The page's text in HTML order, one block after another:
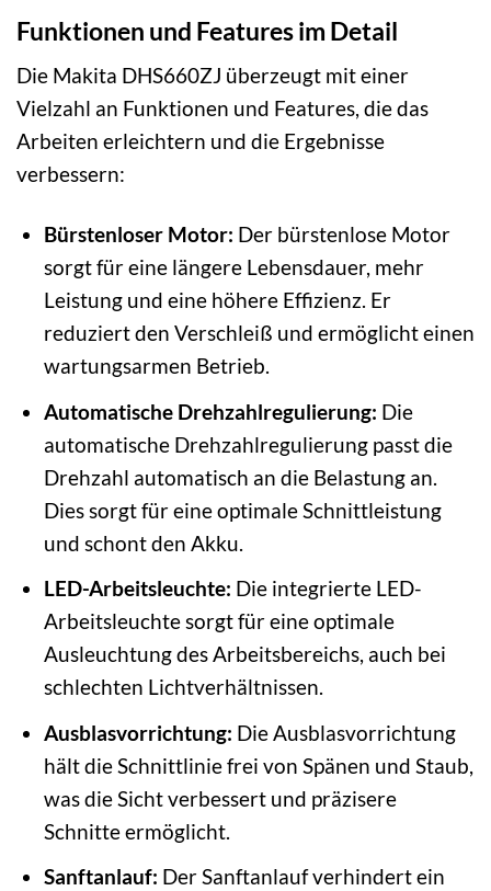
Funktionen und Features im Detail
Die Makita DHS660ZJ überzeugt mit einer
Vielzahl an Funktionen und Features, die das
Arbeiten erleichtern und die Ergebnisse
verbessern:
Bürstenloser Motor: Der bürstenlose Motor
sorgt für eine längere Lebensdauer, mehr
Leistung und eine höhere Effizienz. Er
reduziert den Verschleiß und ermöglicht einen
wartungsarmen Betrieb.
Automatische Drehzahlregulierung: Die
automatische Drehzahlregulierung passt die
Drehzahl automatisch an die Belastung an.
Dies sorgt für eine optimale Schnittleistung
und schont den Akku.
LED-Arbeitsleuchte: Die integrierte LED-
Arbeitsleuchte sorgt für eine optimale
Ausleuchtung des Arbeitsbereichs, auch bei
schlechten Lichtverhältnissen.
Ausblasvorrichtung: Die Ausblasvorrichtung
hält die Schnittlinie frei von Spänen und Staub,
was die Sicht verbessert und präzisere
Schnitte ermöglicht.
Sanftanlauf: Der Sanftanlauf verhindert ein